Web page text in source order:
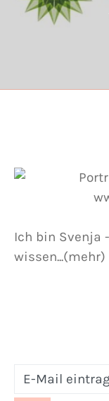
Ich bin Svenja
wissen...(mehr)